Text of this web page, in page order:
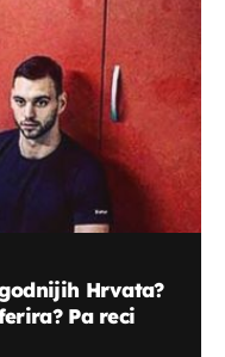
Hrvata?
Pa reci